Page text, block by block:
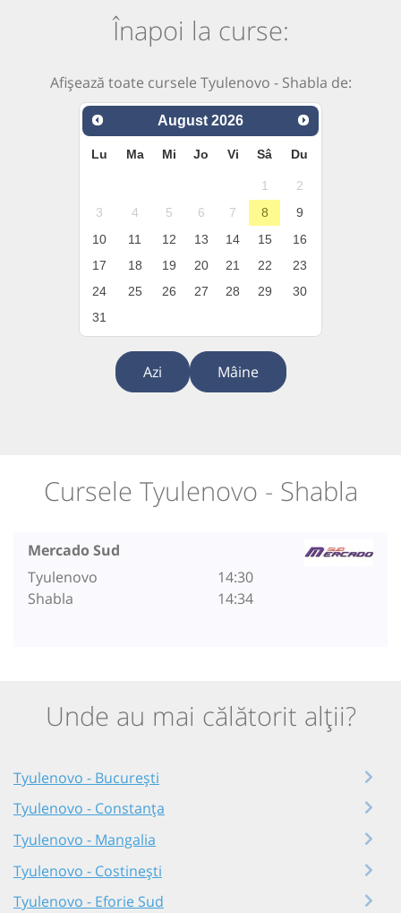
Înapoi la curse:
Afișează toate cursele Tyulenovo - Shabla de:
August 2026
Lu Ma Mi Jo Vi Sâ Du
1
2
3
4 5 6 7 8
9
10
11 12 13 14 15
16
17
18 19 20 21 22
23
24
25 26 27 28 29
30
31
Azi Mâine
Cursele Tyulenovo - Shabla
Mercado Sud
Tyulenovo
Shabla
14:30
14:34
Unde au mai călătorit alții?
Tyulenovo - București
Tyulenovo - Constanța
Tyulenovo - Mangalia
Tyulenovo - Costinești
Tyulenovo - Eforie Sud